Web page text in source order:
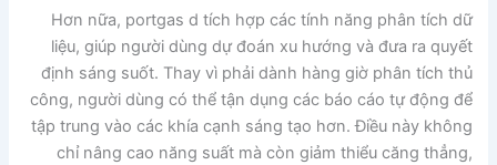
Hơn nữa, portgas d tích hợp các tính năng phân tích dữ
liệu, giúp người dùng dự đoán xu hướng và đưa ra quyết
định sáng suốt. Thay vì phải dành hàng giờ phân tích thủ
công, người dùng có thể tận dụng các báo cáo tự động để
tập trung vào các khía cạnh sáng tạo hơn. Điều này không
chỉ nâng cao năng suất mà còn giảm thiểu căng thẳng,